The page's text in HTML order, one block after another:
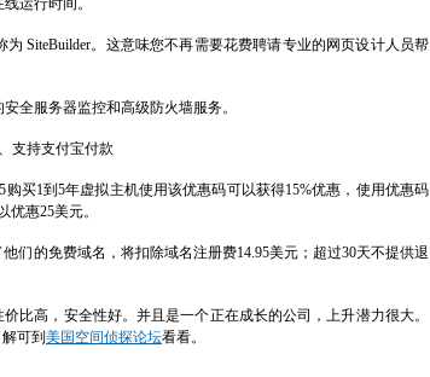
运行时间。
SiteBuilder。这意味您不再需要花费聘请专业的网页设计人员帮
全服务器监控和高级防火墙服务。
支持支付宝付款
购买1到5年虚拟主机使用该优惠码可以获得15%优惠，使用优惠码
优惠25美元。
们的免费域名，将扣除域名注册费14.95美元；超过30天不提供退
比高，安全性好。并且是一个正在成长的公司，上升潜力很大。
可到 美国空间侦探论坛看看。